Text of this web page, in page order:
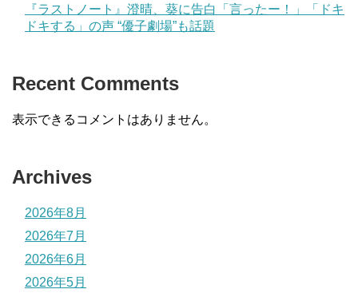
『ラストノート』澄晴、葵に告白「言ったー！」「ドキ
ドキする」の声 “優子劇場”も話題
Recent Comments
表示できるコメントはありません。
Archives
2026年8月
2026年7月
2026年6月
2026年5月